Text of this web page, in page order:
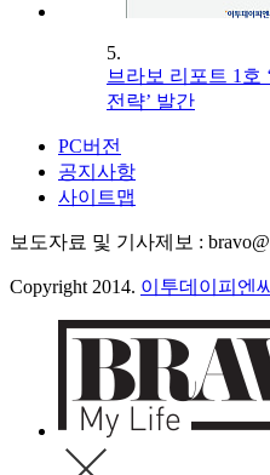
5.
브라보 리포트 1호
전략’ 발간
PC버전
공지사항
사이트맵
보도자료 및 기사제보 :
Copyright 2014. 이투데이피엔씨